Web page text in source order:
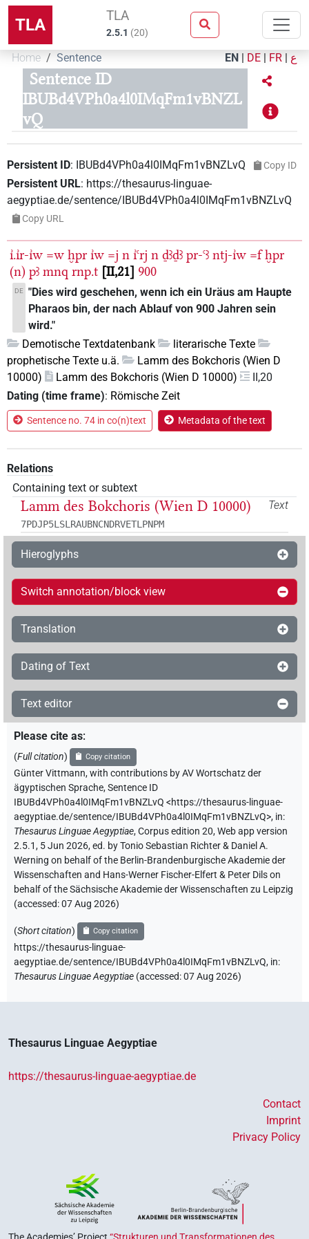
TLA TLA
2.5.1 (20)
Home Sentence EN | DE | FR | ع
Sentence ID
IBUBd4VPh0a4l0IMqFm1vBNZL
vQ
Persistent ID: IBUBd4VPh0a4l0IMqFm1vBNZLvQ Copy ID
Persistent URL: https://thesaurus-linguae-
aegyptiae.de/sentence/IBUBd4VPh0a4l0IMqFm1vBNZLvQ
Copy URL
ı͗.ı͗r-ı͗w =w ḫpr ı͗w =j n ı͗ꜥrj n ḏꜣḏꜣ pr-ꜥꜣ ntj-ı͗w =f ḫpr
(n) pꜣ mnq rnp.t II,21 900
DE
"Dies wird geschehen, wenn ich ein Uräus am Haupte
Pharaos bin, der nach Ablauf von 900 Jahren sein
wird."
Demotische Textdatenbank
literarische Texte
prophetische Texte u.ä.
Lamm des Bokchoris (Wien D
10000)
Lamm des Bokchoris (Wien D 10000)
II,20
Dating (time frame): Römische Zeit
Sentence no. 74 in co(n)text Metadata of the text
Relations
Containing text or subtext
Text
Lamm des Bokchoris (Wien D 10000)
7PDJP5LSLRAUBNCNDRVETLPNPM
Hieroglyphs
Switch annotation/block view
Translation
Dating of Text
Text editor
Please cite as:
(Full citation) Copy citation
Günter Vittmann,with contributions byAV Wortschatz der
ägyptischen Sprache,Sentence ID
IBUBd4VPh0a4l0IMqFm1vBNZLvQ <https://thesaurus-linguae-
aegyptiae.de/sentence/IBUBd4VPh0a4l0IMqFm1vBNZLvQ>, in:
Thesaurus Linguae Aegyptiae,Corpus edition 20, Web app version
2.5.1, 5 Jun 2026, ed. by Tonio Sebastian Richter & Daniel A.
Werning on behalf of the Berlin-Brandenburgische Akademie der
Wissenschaften and Hans-Werner Fischer-Elfert & Peter Dils on
behalf of the Sächsische Akademie der Wissenschaften zu Leipzig
(accessed:07 Aug 2026)
(Short citation) Copy citation
https://thesaurus-linguae-
aegyptiae.de/sentence/IBUBd4VPh0a4l0IMqFm1vBNZLvQ, in:
Thesaurus Linguae Aegyptiae (accessed:07 Aug 2026)
Thesaurus Linguae Aegyptiae
https://thesaurus-linguae-aegyptiae.de
Contact
Imprint
Privacy Policy